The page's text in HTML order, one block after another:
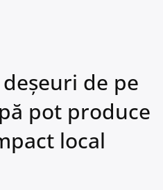
de pe
pot produce
local